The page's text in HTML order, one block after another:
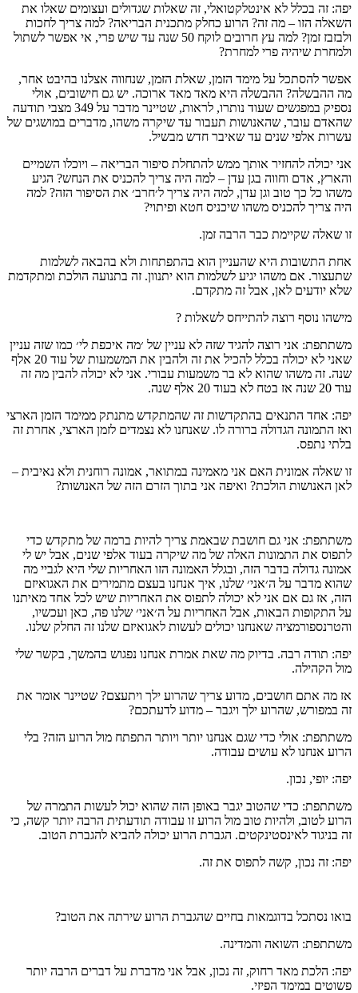
יפה: זה בכלל לא אינטלקטואלי, זה שאלות שגדולים ועצומים שאלו את
השאלה הזו – מה זה? הרוע כחלק מתכנית הבריאה? למה צריך לחכות
ולבזבז זמן? למה עץ חרובים לוקח 50 שנה עד שיש פרי, אי אפשר לשתול
ולמחרת שיהיה פרי למחרת?
אפשר להסתכל על מימד הזמן, שאלת הזמן, שנחווה אצלנו בהיבט אחר,
מה ההבשלה? ההבשלה היא מאד מאד ארוכה. יש גם חישובים, אולי
נספיק במפגשים שעוד נותרו, לראות, שטיינר מדבר על 349 מצבי תודעה
שהאדם עובר, שהאנושות תעבור עד שיקרה משהו, מדברים במושגים של
עשרות אלפי שנים עד שאיבר חדש מבשיל.
אני יכולה להחזיר אותך ממש להתחלת סיפור הבריאה – ויוכלו השמיים
והארץ, אדם וחווה בגן עדן – למה היה צריך להכניס את הנחש? הגיע
משהו כל כך טוב וגן עדן, למה היה צריך ל׳חרב׳ את הסיפור הזה? למה
היה צריך להכניס משהו שיכניס חטא ופיתוי?
זו שאלה שקיימת כבר הרבה זמן.
אחת התשובות היא שהעניין הוא בהתפתחות ולא בהבאה לשלמות
שתעצור. אם משהו יגיע לשלמות הוא יתנוון. זה בתנועה הולכת ומתקדמת
שלא יודעים לאן, אבל זה מתקדם.
מישהו נוסף רוצה להתייחס לשאלות ?
משתתפת: אני רוצה להגיד שזה לא עניין של ׳מה איכפת לי׳ כמו שזה עניין
שאני לא יכולה בכלל להכיל את זה ולהבין את המשמעות של עוד 20 אלף
שנה. זה משהו שהוא לא בר משמעות עבורי. אני לא יכולה להבין מה זה
עוד 20 שנה אז בטח לא בעוד 20 אלף שנה.
יפה: אחד התנאים בהתקדשות זה שהמתקדש מתנתק ממימד הזמן הארצי
ואז התמונה הגדולה ברורה לו. שאנחנו לא נצמדים לזמן הארצי, אחרת זה
בלתי נתפס.
זו שאלה אמונית האם אני מאמינה במתואר, אמונה רוחנית ולא נאיבית –
לאן האנושות הולכת? ואיפה אני בתוך הזרם הזה של האנושות?
משתתפת: אני גם חושבת שבאמת צריך להיות ברמה של מתקדש כדי
לתפוס את התמונות האלה של מה שיקרה בעוד אלפי שנים, אבל יש לי
אמונה גדולה בדבר הזה, ובגלל האמונה הזו האחריות שלי היא לגביי מה
שהוא מדבר על ה׳אני׳ שלנו, איך אנחנו בעצם מתמירים את האגואיזם
הזה, אז גם אם אני לא יכולה לתפוס את האחריות שיש לכל אחד מאיתנו
על התקופות הבאות, אבל האחריות על ה׳אני׳ שלנו פה, כאן ועכשיו,
והטרנספורמציה שאנחנו יכולים לעשות לאגואיזם שלנו זה החלק שלנו.
יפה: תודה רבה. בדיוק מה שאת אמרת אנחנו נפגוש בהמשך, בקשר שלי
מול הקהילה.
אז מה אתם חושבים, מדוע צריך שהרוע ילך ויתעצם? שטיינר אומר את
זה במפורש, שהרוע ילך ויגבר – מדוע לדעתכם?
משתתפת: אולי כדי שגם אנחנו יותר ויותר התפתח מול הרוע הזה? בלי
הרוע אנחנו לא עושים עבודה.
יפה: יופי, נכון.
משתתפת: כדי שהטוב יגבר באופן הזה שהוא יכול לעשות התמרה של
הרוע לטוב, ולהיות טוב מול הרוע זו עבודה תודעתית הרבה יותר קשה, כי
זה בניגוד לאינסטינקטים. הגברת הרוע יכולה להביא להגברת הטוב.
יפה: זה נכון, קשה לתפוס את זה.
בואו נסתכל בדוגמאות בחיים שהגברת הרוע שירתה את הטוב?
משתתפת: השואה והמדינה.
יפה: הלכת מאד רחוק, זה נכון, אבל אני מדברת על דברים הרבה יותר
פשוטים במימד הפיזי.